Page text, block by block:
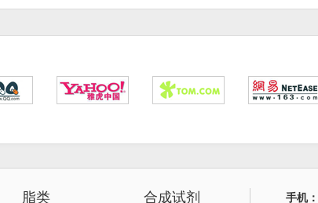
脂类 合成试剂 手机：